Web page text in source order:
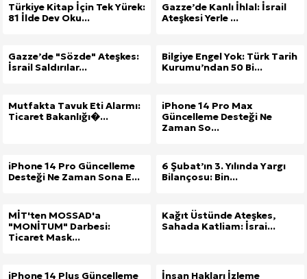
Türkiye Kitap İçin Tek Yürek:
81 İlde Dev Oku...
Gazze’de Kanlı İhlal: İsrail
Ateşkesi Yerle ...
Gazze’de "Sözde" Ateşkes:
İsrail Saldırılar...
Bilgiye Engel Yok: Türk Tarih
Kurumu’ndan 50 Bi...
Mutfakta Tavuk Eti Alarmı:
Ticaret Bakanlığı�...
iPhone 14 Pro Max
Güncelleme Desteği Ne
Zaman So...
iPhone 14 Pro Güncelleme
Desteği Ne Zaman Sona E...
6 Şubat’ın 3. Yılında Yargı
Bilançosu: Bin...
MİT'ten MOSSAD'a
"MONİTUM" Darbesi:
Ticaret Mask...
Kağıt Üstünde Ateşkes,
Sahada Katliam: İsrai...
iPhone 14 Plus Güncelleme
İnsan Hakları İzleme